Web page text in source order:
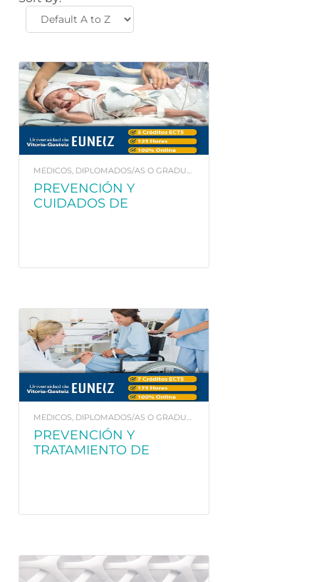
MEDICOS, DIPLOMADOS/AS O GRADUADOS/AS EN ENFERMERÍA. Y FISIOTERAPEUTAS
PREVENCIÓN Y
CUIDADOS DE
MEDICOS, DIPLOMADOS/AS O GRADUADOS/AS EN ENFERMERÍA. Y FISIOTERAPEUTAS
PREVENCIÓN Y
TRATAMIENTO DE